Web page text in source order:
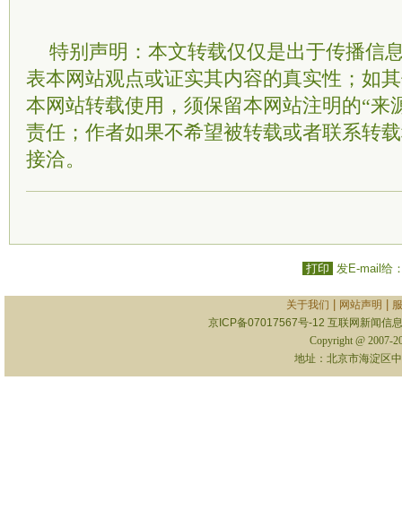
特别声明：本文转载仅仅是出于传播信
表本网站观点或证实其内容的真实性；如
本网站转载使用，须保留本网站注明的“来
责任；作者如果不希望被转载或者联系转
接洽。
打印 发E-mail给
关于我们 网站声明
京ICP备07017567号-12 互联网新闻信
Copyright @ 2007-
地址：北京市海淀区